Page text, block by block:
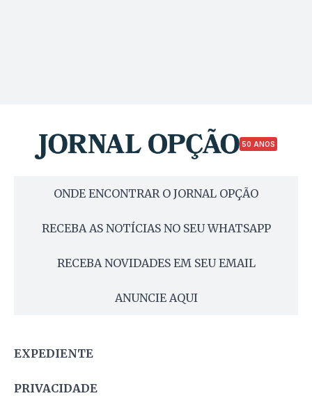
50 ANOS
ONDE ENCONTRAR O JORNAL OPÇÃO
RECEBA AS NOTÍCIAS NO SEU WHATSAPP
RECEBA NOVIDADES EM SEU EMAIL
ANUNCIE AQUI
EXPEDIENTE
PRIVACIDADE